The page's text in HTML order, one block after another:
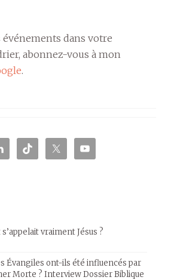
dans votre
abonnez-vous à mon
.
vraiment Jésus ?
Évangiles ont-ils été influencés par
Morte ? Interview Dossier Biblique